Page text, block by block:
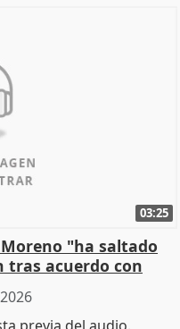
03:25
"ha saltado
tras acuerdo con